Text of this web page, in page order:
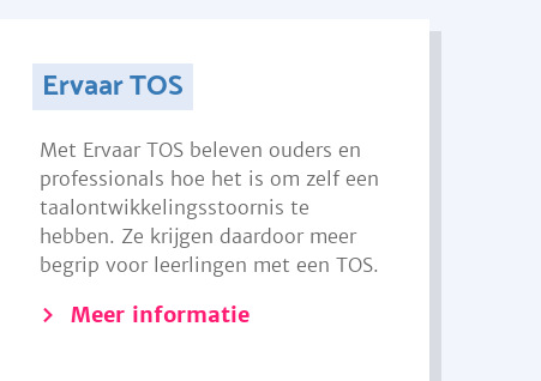
Ervaar TOS
Met Ervaar TOS beleven ouders en
professionals hoe het is om zelf een
taalontwikkelingsstoornis te
hebben. Ze krijgen daardoor meer
begrip voor leerlingen met een TOS.
Meer informatie